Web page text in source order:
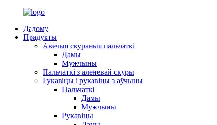
Дадому
Прадукты
Авечыя скураныя пальчаткі
Дамы
Мужчыны
Пальчаткі з аленевай скуры
Рукавіцы і рукавіцы з аўчыны
Пальчаткі
Дамы
Мужчыны
Рукавіцы